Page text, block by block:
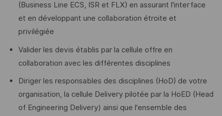
(Business Line ECS, ISR et FLX) en assurant l'interface
et en développant une collaboration étroite et
privilégiée
Valider les devis établis par la cellule offre en
collaboration avec les différentes disciplines
Diriger les responsables des disciplines (HoD) de votre
organisation, la cellule Delivery pilotée par la HoED (Head
of Engineering Delivery) ainsi que l'ensemble des